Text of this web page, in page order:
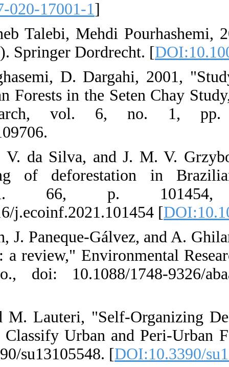
6. T. S.
(Plant and
7. K. S. T. F.
Structure of
and
8. L.
automatic
https://doi.org/
9. Y. Gao, M.
of forest
p. 103001,
10. M. M.
Novel
13, no. 10, doi: